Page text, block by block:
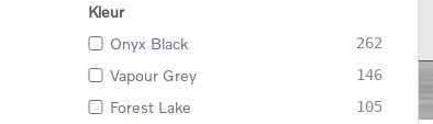
Kleur
Onyx Black
262
Vapour Grey 146
Forest Lake 105